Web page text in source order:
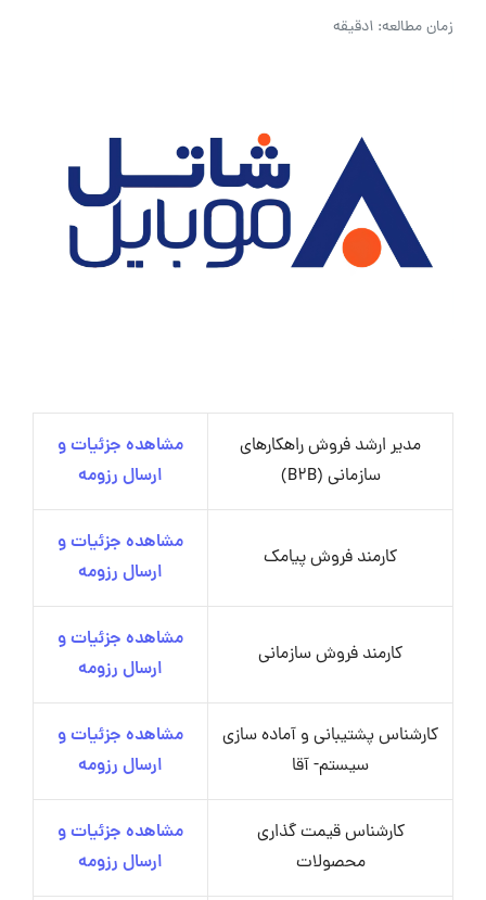
زمان مطالعه: 1دقیقه
مدیر ارشد فروش راهکارهای
سازمانی (B2B)
مشاهده جزئیات و
ارسال رزومه
کارمند فروش پیامک
مشاهده جزئیات و
ارسال رزومه
کارمند فروش سازمانی
مشاهده جزئیات و
ارسال رزومه
کارشناس پشتیبانی و آماده سازی
سیستم- آقا
مشاهده جزئیات و
ارسال رزومه
کارشناس قیمت گذاری
محصولات
مشاهده جزئیات و
ارسال رزومه